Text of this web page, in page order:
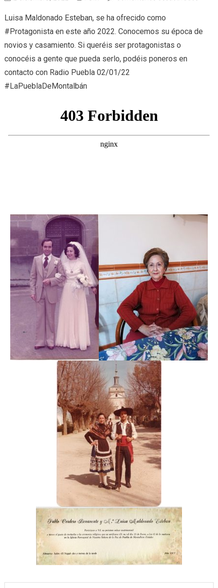
Luisa Maldonado Esteban, se ha ofrecido como
#Protagonista en este año 2022. Conocemos su época de
novios y casamiento. Si queréis ser protagonistas o
conocéis a gente que pueda serlo, podéis poneros en
contacto con Radio Puebla 02/01/22
#LaPueblaDeMontalbán